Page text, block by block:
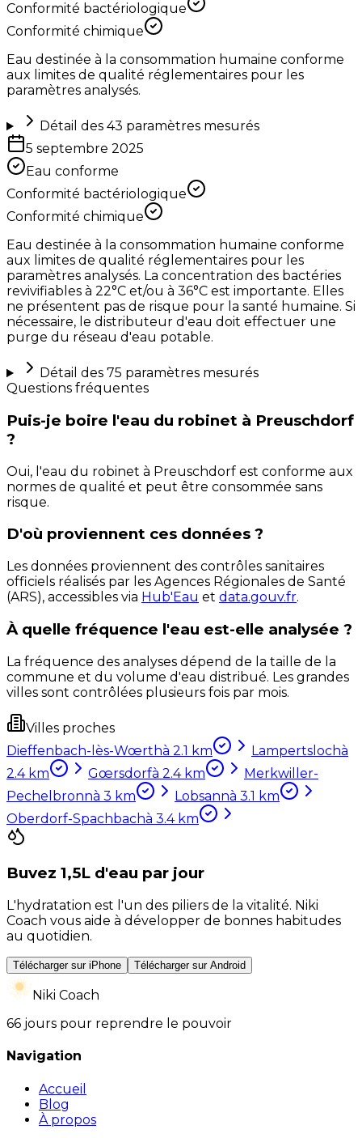
Conformité bactériologique
Conformité chimique
Eau destinée à la consommation humaine conforme
aux limites de qualité réglementaires pour les
paramètres analysés.
Détail des 43 paramètres mesurés
5 septembre 2025
Eau conforme
Conformité bactériologique
Conformité chimique
Eau destinée à la consommation humaine conforme
aux limites de qualité réglementaires pour les
paramètres analysés. La concentration des bactéries
revivifiables à 22°C et/ou à 36°C est importante. Elles
ne présentent pas de risque pour la santé humaine. Si
nécessaire, le distributeur d'eau doit effectuer une
purge du réseau d'eau potable.
Détail des 75 paramètres mesurés
Questions fréquentes
Puis-je boire l'eau du robinet à Preuschdorf
?
Oui, l'eau du robinet à Preuschdorf est conforme aux
normes de qualité et peut être consommée sans
risque.
D'où proviennent ces données ?
Les données proviennent des contrôles sanitaires
officiels réalisés par les Agences Régionales de Santé
(ARS), accessibles via Hub'Eau et data.gouv.fr.
À quelle fréquence l'eau est-elle analysée ?
La fréquence des analyses dépend de la taille de la
commune et du volume d'eau distribué. Les grandes
villes sont contrôlées plusieurs fois par mois.
Villes proches
Dieffenbach-lès-Wœrthà 2.1 km Lampertslochà
2.4km Gœrsdorfà 2.4km
Merkwiller-
Pechelbronnà 3 km Lobsannà 3.1 km
Oberdorf-Spachbachà 3.4km
Buvez 1,5L d'eau par jour
L'hydratation est l'un des piliers de la vitalité. Niki
Coach vous aide à développer de bonnes habitudes
au quotidien.
Télécharger sur iPhone Télécharger sur Android
Niki Coach
66 jours pour reprendre le pouvoir
Navigation
Accueil
Blog
À propos